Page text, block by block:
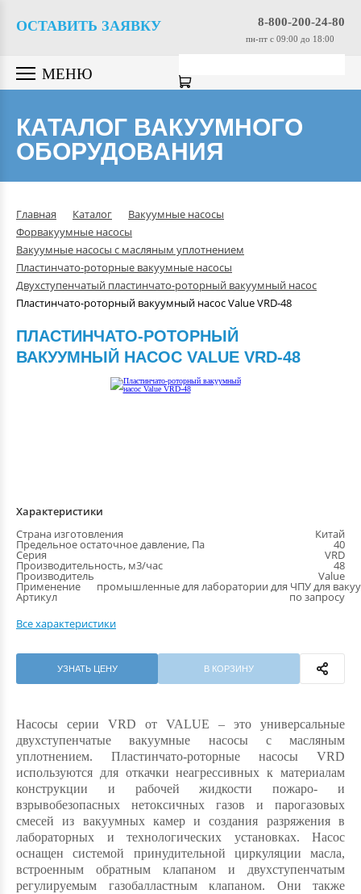
8-800-200-24-80
пн-пт c 09:00 до 18:00
ОСТАВИТЬ ЗАЯВКУ
МЕНЮ
КАТАЛОГ ВАКУУМНОГО
ОБОРУДОВАНИЯ
Главная Каталог
Вакуумные насосы
Форвакуумные насосы
Вакуумные насосы с масляным уплотнением
Пластинчато-роторные вакуумные насосы
Двухступенчатый пластинчато-роторный вакуумный насос
Пластинчато-роторный вакуумный насос Value VRD-48
Вакуумные насосы
Вакуумные датчики
Гелиевые течеискатели
Компрессоры
Вакуумные камеры
Промышленные вакуумные
системы
ПЛАСТИНЧАТО-РОТОРНЫЙ
ВАКУУМНЫЙ НАСОС VALUE VRD-48
Характеристики
Страна изготовления
Китай
Предельное остаточное давление, Па 40
Серия VRD
Производительность, м3/час 48
Производитель Value
Применение промышленные для лаборатории для ЧПУ для
Артикул
по запросу
Все характеристики
УЗНАТЬ ЦЕНУ В КОРЗИНУ
Насосы серии VRD от VALUE – это универсальные
двухступенчатые вакуумные насосы с масляным
уплотнением. Пластинчато-роторные насосы VRD
используются для откачки неагрессивных к материалам
конструкции и рабочей жидкости пожаро- и
взрывобезопасных нетоксичных газов и парогазовых
смесей из вакуумных камер и создания разряжения в
лабораторных и технологических установках. Насос
оснащен системой принудительной циркуляции масла,
встроенным обратным клапаном и двухступенчатым
регулируемым газобалластным клапаном. Они также